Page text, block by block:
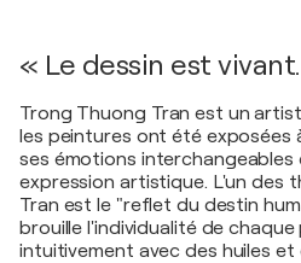
« Le dessin est
Trong Thuong Tran est un
les peintures ont été exposées
ses émotions
expression artistique. L'un des
Tran est le "reflet du destin
brouille l'individualité de chaque
intuitivement avec des huiles et